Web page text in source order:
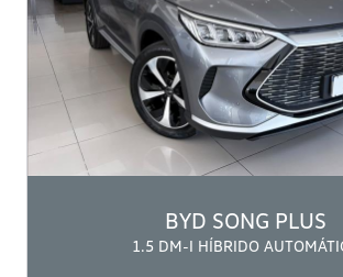
BYD SONG PLUS
1.5 DM-I HÍBRIDO